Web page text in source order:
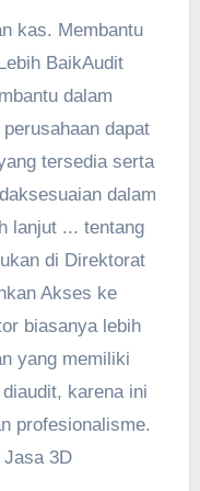
kas. Membantu
BaikAudit
dalam
dapat
tersedia serta
dalam
lanjut ... tentang
di Direktorat
Akses ke
biasanya lebih
yang memiliki
karena ini
profesionalisme.
3D